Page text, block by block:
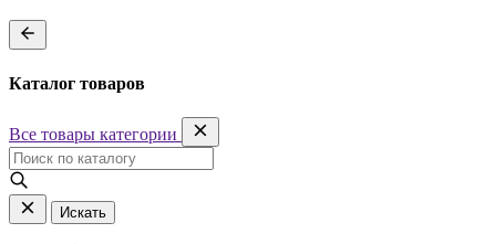
Каталог товаров
Все товары категории
Искать